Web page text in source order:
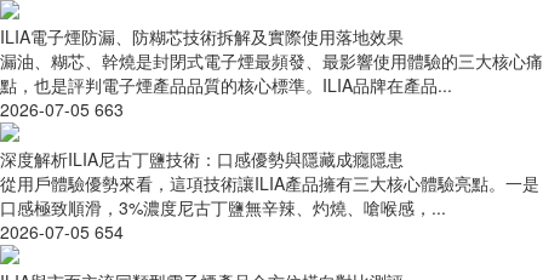
ILIA電子煙防漏、防糊芯技術拆解及實際使用落地效果
漏油、糊芯、幹燒是封閉式電子煙最頻發、最影響使用體驗的三大核心痛
點，也是評判電子煙產品品質的核心標準。ILIA品牌在產品...
2026-07-05 663
深度解析ILIA尼古丁鹽技術：口感優勢與隱藏成癮隱患
從用戶體驗優勢來看，這項技術讓ILIA產品擁有三大核心體驗亮點。一是
口感極致順滑，3%濃度尼古丁鹽無辛辣、灼燒、嗆喉感，...
2026-07-05 654